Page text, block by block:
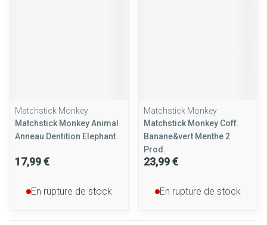
Matchstick Monkey
Matchstick Monkey Animal
Anneau Dentition Elephant
17,99 €
En rupture de stock
Matchstick Monkey
Matchstick Monkey Coff.
Banane&vert Menthe 2
Prod.
23,99 €
En rupture de stock